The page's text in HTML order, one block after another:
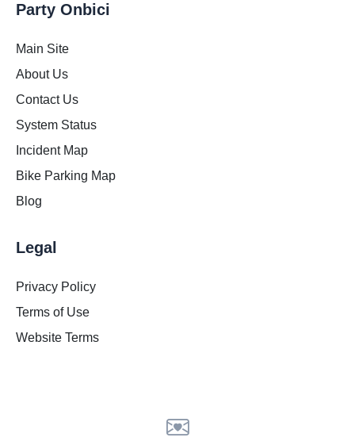
Party Onbici
Main Site
About Us
Contact Us
System Status
Incident Map
Bike Parking Map
Blog
Legal
Privacy Policy
Terms of Use
Website Terms